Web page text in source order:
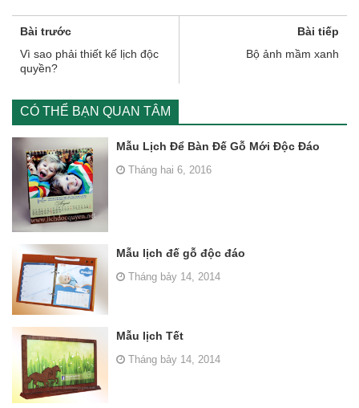
Bài trước
Vì sao phải thiết kế lịch độc
quyền?
Bài tiếp
Bộ ảnh mầm xanh
CÓ THỂ BẠN QUAN TÂM
Mẫu Lịch Để Bàn Đế Gỗ Mới Độc Đáo
Tháng hai 6, 2016
Mẫu lịch đế gỗ độc đáo
Tháng bảy 14, 2014
Mẫu lịch Tết
Tháng bảy 14, 2014